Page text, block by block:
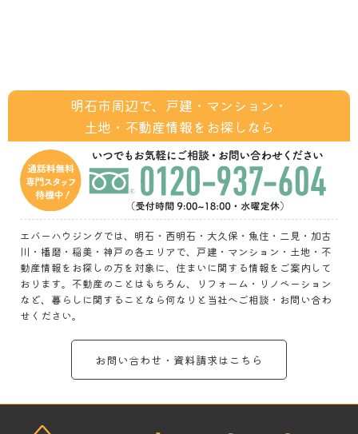
明石市周辺で、戸建・マンション・
土地・不動産情報をお探しなら
エバーハウジングでは、明石・西明石・大久保・魚住・二見・加古
川・播磨・稲美・神戸の各エリアで、戸建・マンション・土地・不
動産情報をお探しの方を対象に、住まいに関する情報をご案内して
おります。不動産のことはもちろん、リフォーム・リノベーション
など、暮らしに関することなら何なりと当社へご相談・お問い合わ
せください。
お問い合わせ・資料請求はこちら